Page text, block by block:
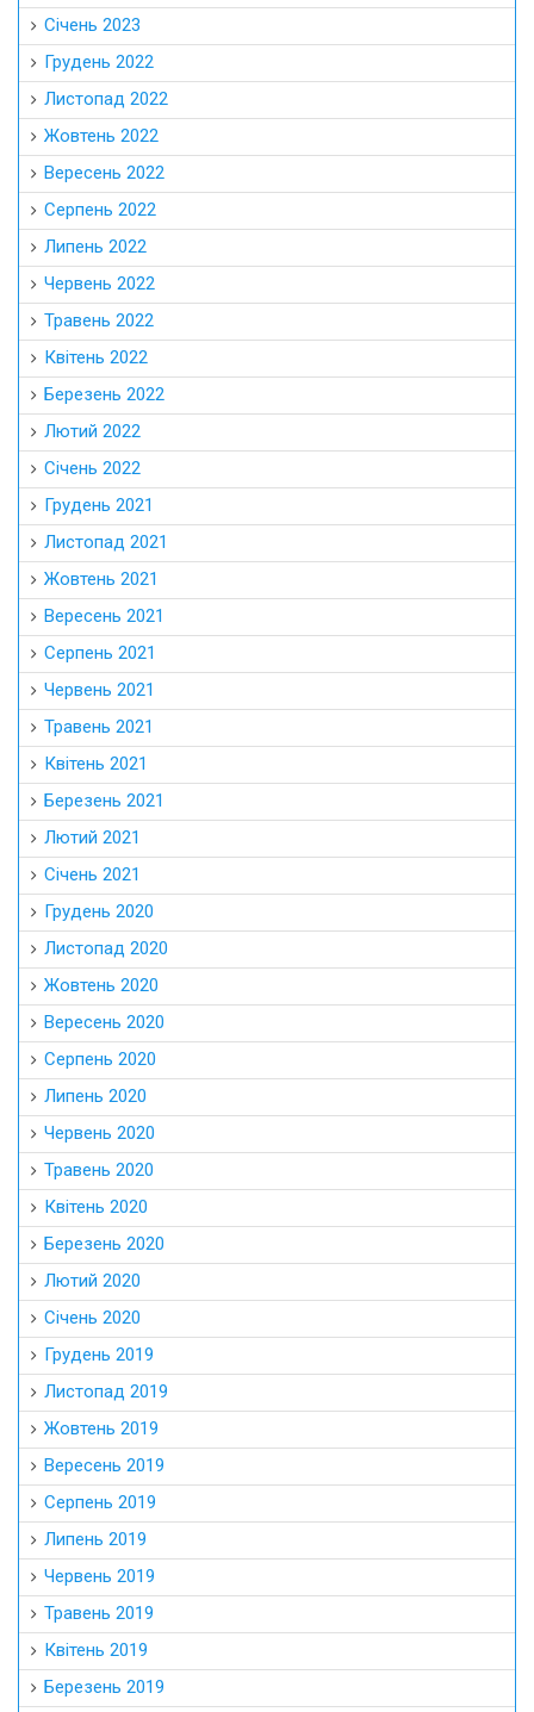
Січень 2023
Грудень 2022
Листопад 2022
Жовтень 2022
Вересень 2022
Серпень 2022
Липень 2022
Червень 2022
Травень 2022
Квітень 2022
Березень 2022
Лютий 2022
Січень 2022
Грудень 2021
Листопад 2021
Жовтень 2021
Вересень 2021
Серпень 2021
Червень 2021
Травень 2021
Квітень 2021
Березень 2021
Лютий 2021
Січень 2021
Грудень 2020
Листопад 2020
Жовтень 2020
Вересень 2020
Серпень 2020
Липень 2020
Червень 2020
Травень 2020
Квітень 2020
Березень 2020
Лютий 2020
Січень 2020
Грудень 2019
Листопад 2019
Жовтень 2019
Вересень 2019
Серпень 2019
Липень 2019
Червень 2019
Травень 2019
Квітень 2019
Березень 2019